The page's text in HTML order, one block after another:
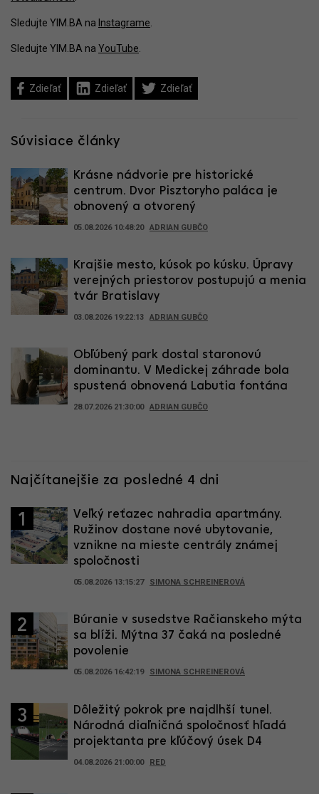
Sledujte YIM.BA na Instagrame.
Sledujte YIM.BA na YouTube.
Zdieľať Zdieľať Zdieľať
Súvisiace články
Krásne nádvorie pre historické
centrum. Dvor Pisztoryho paláca je
obnovený a otvorený
05.08.2026 10:48:20 ADRIAN GUBČO
Krajšie mesto, kúsok po kúsku. Úpravy
verejných priestorov postupujú a menia
tvár Bratislavy
03.08.2026 19:22:13 ADRIAN GUBČO
Obľúbený park dostal staronovú
dominantu. V Medickej záhrade bola
spustená obnovená Labutia fontána
28.07.2026 21:30:00 ADRIAN GUBČO
Najčítanejšie za posledné 4 dni
1
Veľký reťazec nahradia apartmány.
Ružinov dostane nové ubytovanie,
vznikne na mieste centrály známej
spoločnosti
05.08.2026 13:15:27 SIMONA SCHREINEROVÁ
2
Búranie v susedstve Račianskeho mýta
sa blíži. Mýtna 37 čaká na posledné
povolenie
05.08.2026 16:42:19 SIMONA SCHREINEROVÁ
3
Dôležitý pokrok pre najdlhší tunel.
Národná diaľničná spoločnosť hľadá
projektanta pre kľúčový úsek D4
04.08.2026 21:00:00 RED